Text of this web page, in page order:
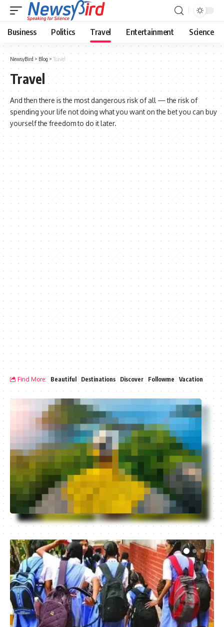
Business Politics Travel Entertainment Science
NewsyBird > Blog > Travel
Travel
And then there is the most dangerous risk of all — the risk of
spending your life not doing what you want on the bet you can buy
yourself the freedom to do it later.
Find More: Beautiful Destinations Discover Followme Vacation